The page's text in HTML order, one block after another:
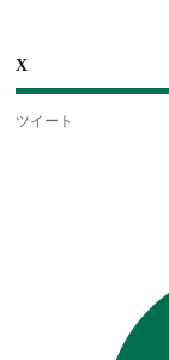
X
ツイート